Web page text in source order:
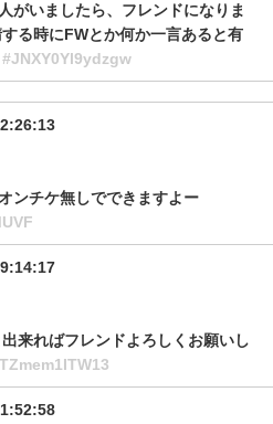
がいましたら、フレンドになりま
る時にFWとか何か一言あると有
#JNXY0Yl9ydzgw
ンチケ無しでできますよー
来ればフレンドよろしくお願いし